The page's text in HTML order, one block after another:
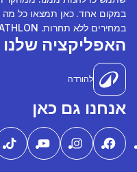
במקום אחד. כאן תמצאו כל מה
במחירים ללא תחרות. DECATHLON. עושים ספורט יחד!
האפליקציה שלנו
להורדה
אנחנו גם כאן